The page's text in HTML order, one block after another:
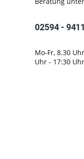
02594 -
Mo-Fr, 8.30
Uhr - 17:30 Uhr